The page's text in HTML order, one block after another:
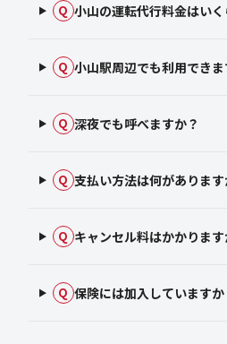
Q 小山の運転代行料金はい
Q 小山駅周辺でも利用できま
Q 深夜でも呼べますか？
Q 支払い方法は何があります
Q キャンセル料はかかります
Q 保険には加入していますか